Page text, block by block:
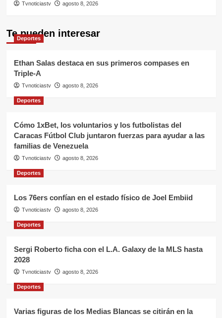
Tvnoticiastv agosto 8, 2026
Te pueden interesar
Deportes
Ethan Salas destaca en sus primeros compases en
Triple-A
Tvnoticiastv agosto 8, 2026
Deportes
Cómo 1xBet, los voluntarios y los futbolistas del
Caracas Fútbol Club juntaron fuerzas para ayudar a las
familias de Venezuela
Tvnoticiastv agosto 8, 2026
Deportes
Los 76ers confían en el estado físico de Joel Embiid
Tvnoticiastv agosto 8, 2026
Deportes
Sergi Roberto ficha con el L.A. Galaxy de la MLS hasta
2028
Tvnoticiastv agosto 8, 2026
Deportes
Varias figuras de los Medias Blancas se citirán en la